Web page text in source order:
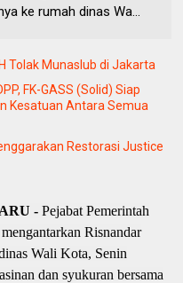
ke rumah dinas Wa...
Tolak Munaslub di Jakarta
FK-GASS (Solid) Siap
Kesatuan Antara Semua
Restorasi Justice
-Pejabat Pemerintah
Risnandar
Wali Kota, Senin
dan syukuran bersama